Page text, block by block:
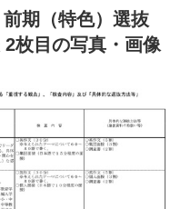
前期（特色）選抜
2枚目の写真・画像